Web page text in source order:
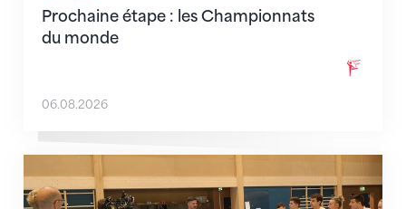
Prochaine étape : les Championnats
du monde
06.08.2026
En route pour Zagreb avec des objectifs clairs